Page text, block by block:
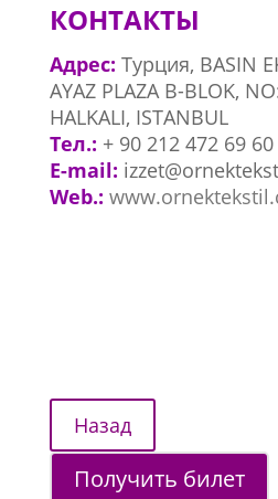
КОНТАКТЫ
Адрес: Турция, BASIN
AYAZ PLAZA B-BLOK,
HALKALI, ISTANBUL
Тел.: + 90 212 472 69 60
E-mail:
Web.:
Получить билет